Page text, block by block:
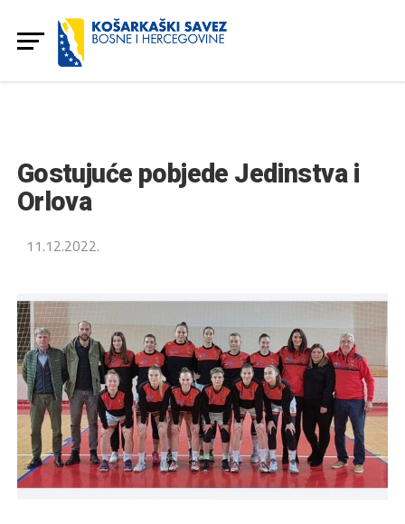
Gostujuće pobjede Jedinstva i
Orlova
11.12.2022.